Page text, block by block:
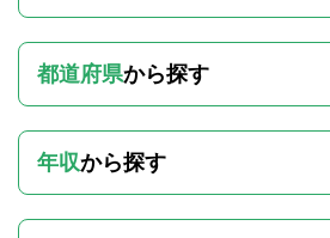
都道府県から探す
年収から探す